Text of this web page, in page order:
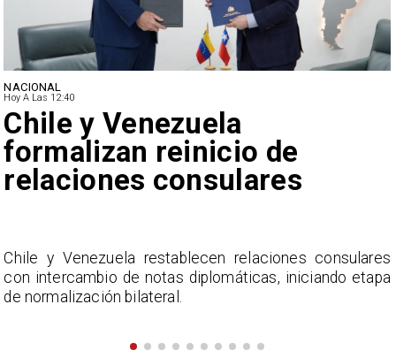
NACIONAL
Hoy A Las 12:40
Feriantes rechazan dichos
de Camila Flores sobre
Fabiola Campillai
La Confederación Nacional de Ferias Libres (ASOF)
considera inaceptable que se refieran a Fabiola
Campillai como 'señora de feria', expresión utilizada